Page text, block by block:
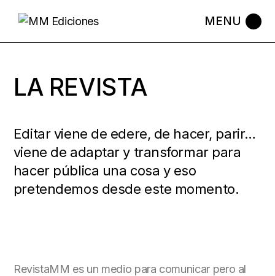
LA REVISTA
Editar viene de edere, de hacer, parir…
viene de adaptar y transformar para
hacer pública una cosa y eso
pretendemos desde este momento.
RevistaMM es un medio para comunicar pero al